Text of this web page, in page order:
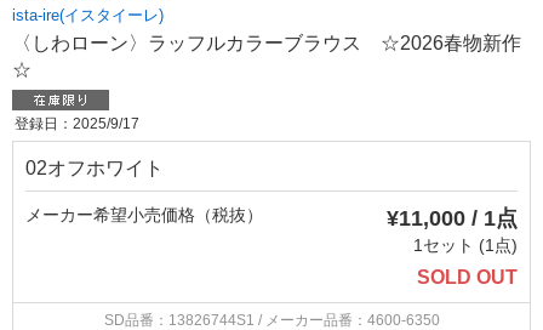
ista-ire(イスタイーレ)
〈しわローン〉ラッフルカラーブラウス ☆2026春物新作
☆
登録日：2025/9/17
02オフホワイト
メーカー希望小売価格（税抜） ¥11,000 / 1点
1セット (1点)
SOLD OUT
SD品番：13826744S1 / メーカー品番：4600-6350